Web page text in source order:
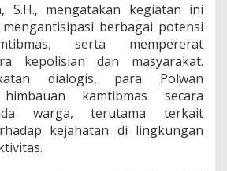
I
n
t
e
n
i
k
a
S.H., mengatakan kegiatan ini
berbagai potensi
serta mempererat
kepolisian dan masyarakat.
dialogis, para Polwan
himbauan kamtibmas secara
warga, terutama terkait
kejahatan di lingkungan